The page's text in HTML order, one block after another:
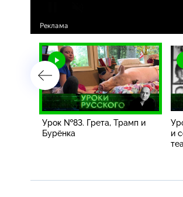
Урок №83. Грета, Трамп и
Бурёнка
и